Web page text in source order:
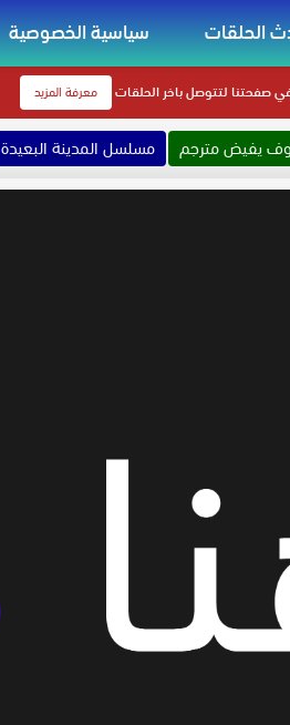
الحلقات سياسية الخصوصية
صفحتنا لتتوصل باخر الحلقات معرفة المزيد
يفيض مترجم مسلسل المدينة البعيدة